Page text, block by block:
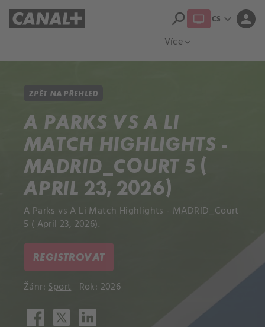
Více expand_more
search CS expand_more person
ZPĚT NA PŘEHLED
A PARKS VS A LI
MATCH HIGHLIGHTS -
MADRID_COURT 5 (
APRIL 23, 2026)
A Parks vs A Li Match Highlights - MADRID_Court
5 ( April 23, 2026).
REGISTROVAT
Žánr:Sport Rok: 2026